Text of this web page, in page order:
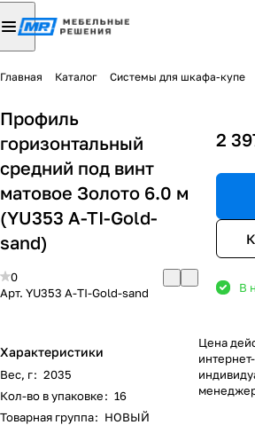
Главная Каталог Системы для шкафа-купе
Профиль
горизонтальный
средний под винт
матовое Золото 6.0 м
(YU353 A-TI-Gold-
sand)
0
Арт. YU353 A-TI-Gold-sand
Характеристики
Вес, г: 2035
Кол-во в упаковке: 16
Товарная группа: НОВЫЙ
2
В
Цена